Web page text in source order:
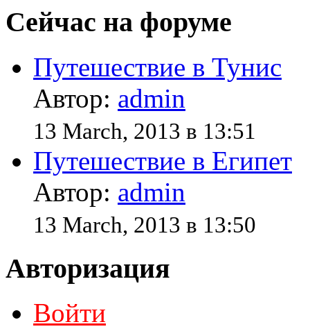
Сейчас на форуме
Путешествие в Тунис
Автор: admin
13 March, 2013 в 13:51
Путешествие в Египет
Автор: admin
13 March, 2013 в 13:50
Авторизация
Войти